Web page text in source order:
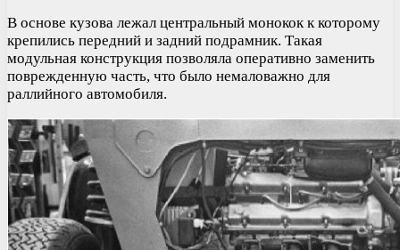
В основе кузова лежал центральный монокок к которому
крепились передний и задний подрамник. Такая
модульная конструкция позволяла оперативно заменить
поврежденную часть, что было немаловажно для
раллийного автомобиля.